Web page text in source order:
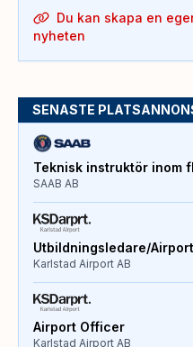
Du kan skapa en
nyheten
SENASTE
Teknisk instruktör inom
SAAB AB
Utbildningsledare/
Karlstad Airport AB
Airport Officer
Karlstad Airport AB